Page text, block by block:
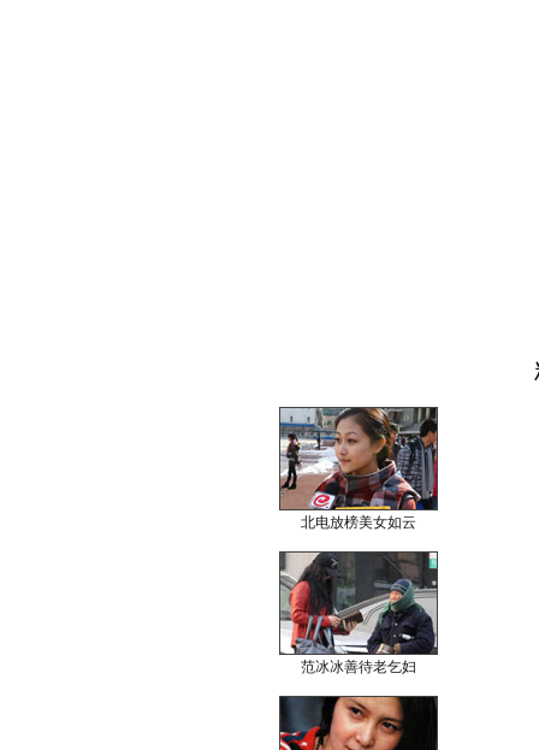
北电放榜美女如云
范冰冰善待老乞妇